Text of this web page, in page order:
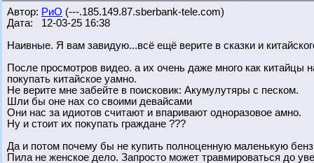
Автор: РиО (---.185.149.87.sberbank-tele.com)
Дата: 12-03-25 16:38
Наивные. Я вам завидую...всё ещё верите в сказки и
После просмотров видео. а их очень даже много как китайцы
покупать китайское уамно.
Не верите мне забейте в поисковик: Акумулутяры с песком.
Шли бы оне нах со своими девайсами
Они нас за идиотов считают и впаривают одноразовое амно.
Ну и стоит их покупать граждане ???
Да и потом почему бы не купить полноценную маленькую
Пила не женское дело. Запросто может травмироваться до